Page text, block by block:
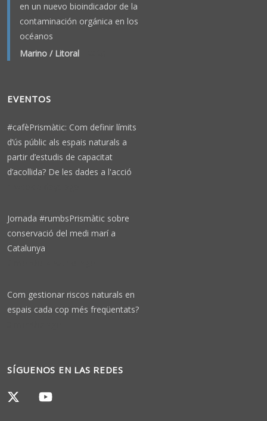
en un nuevo bioindicador de la
contaminación orgánica en los
océanos
Marino / Litoral
EVENTOS
#cafèPrismàtic: Com definir límits
d’ús públic als espais naturals a
partir d’estudis de capacitat
d’acollida? De les dades a l'acció
Jornada #rumbsPrismàtic sobre
conservació del medi marí a
Catalunya
Com gestionar riscos naturals en
espais cada cop més freqüentats?
SÍGUENOS EN LAS REDES